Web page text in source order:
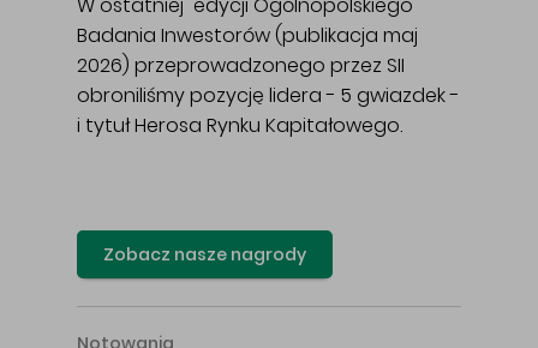
W ostatniej edycji Ogólnopolskiego
Badania Inwestorów (publikacja maj
2026) przeprowadzonego przez SII
obroniliśmy pozycję lidera - 5 gwiazdek -
i tytuł Herosa Rynku Kapitałowego.
Zobacz nasze nagrody